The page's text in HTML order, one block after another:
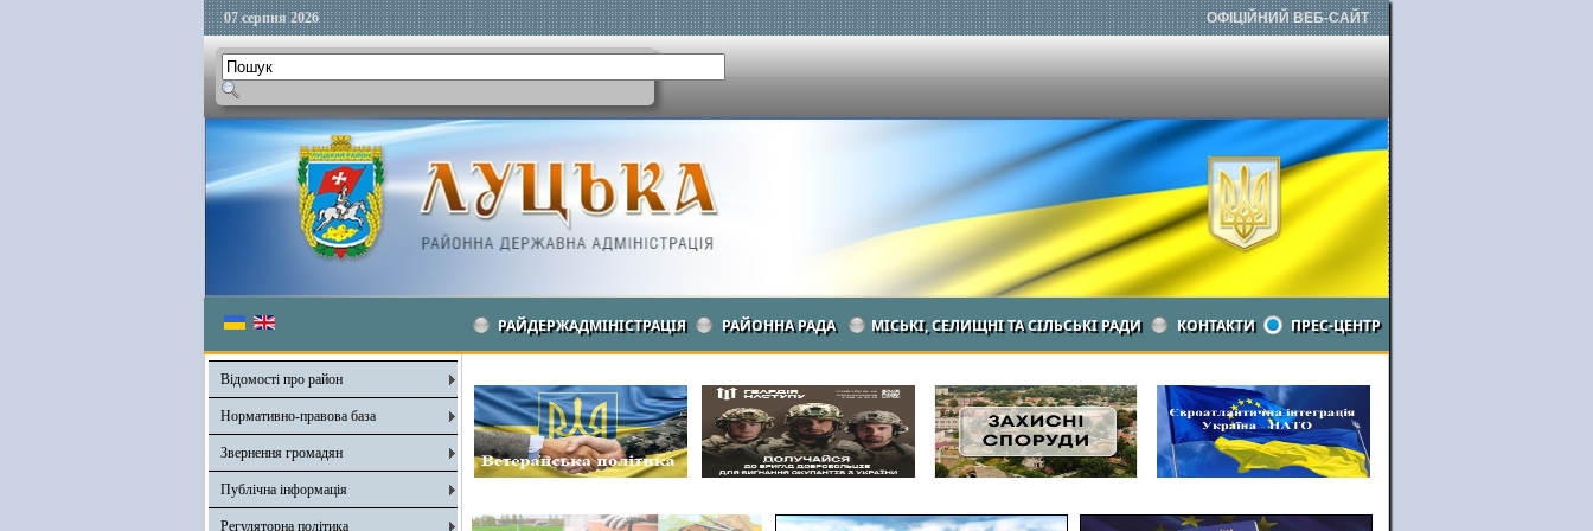
07 серпня 2026 ОФІЦІЙНИЙ ВЕБ-САЙТ
РАЙДЕРЖАДМІНІСТРАЦІЯ РАЙОННА РАДА МІСЬКІ, СЕЛИЩНІ ТА СІЛЬСЬКІ РАДИ КОНТАКТИ ПРЕС-ЦЕНТР
Відомості про район
Нормативно-правова база
Звернення громадян
Публічна інформація
Регуляторна політика